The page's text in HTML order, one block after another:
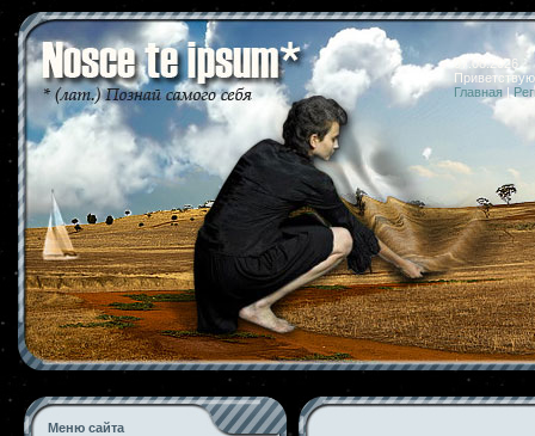
07.08.2026
Главная |
Меню сайта